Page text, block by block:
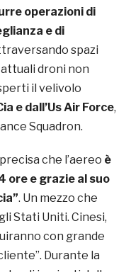
operazioni di
e di
spazi
droni non
il velivolo
e dall’Us Air Force,
Squadron.
che l’aereo è
ore e grazie al suo
. Un mezzo che
Stati Uniti. Cinesi,
con grande
Durante la